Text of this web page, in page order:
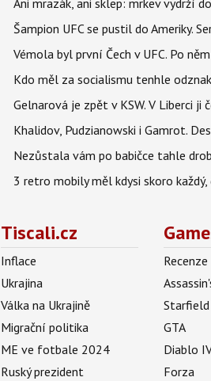
Ani mrazák, ani sklep: mrkev vydrží
Šampion UFC se pustil do Ameriky.
Vémola byl první Čech v UFC. Po
Kdo měl za socialismu tenhle
Gelnarová je zpět v KSW. V Liberci ji
Khalidov, Pudzianowski i Gamrot.
Nezůstala vám po babičce tahle
3 retro mobily měl kdysi skoro
Tiscali.cz
Inflace
Ukrajina
Válka na Ukrajině
Migrační politika
ME ve fotbale 2024
Ruský prezident
Recenze
Starfield
GTA
Diablo
Forza